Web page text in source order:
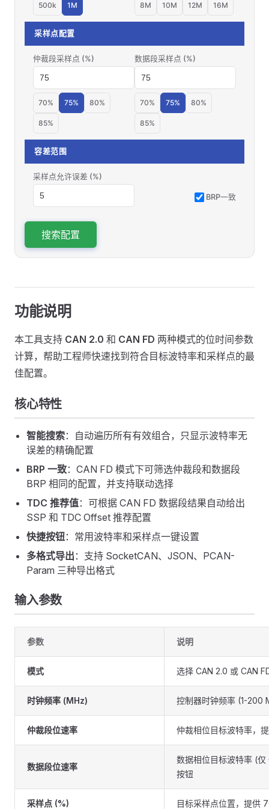
500k 1M 8M 10M 12M 16M
采样点配置
仲裁段采样点 (%)
70% 75% 80%
85%
数据段采样点 (%)
70% 75% 80%
85%
容差范围
采样点允许误差 (%)
BRP一致
搜索配置
功能说明
本工具支持 CAN 2.0 和 CAN FD 两种模式的位时间参数
计算，帮助工程师快速找到符合目标波特率和采样点的最
佳配置。
核心特性
智能搜索：自动遍历所有有效组合，只显示波特率无
误差的精确配置
BRP 一致：CAN FD 模式下可筛选仲裁段和数据段
BRP 相同的配置，并支持联动选择
TDC 推荐值：可根据 CAN FD 数据段结果自动给出
SSP 和 TDC Offset 推荐配置
快捷按钮：常用波特率和采样点一键设置
多格式导出 ：支持 SocketCAN、JSON、PCAN-
Param 三种导出格式
输入参数
参数 说明
模式 选择 CAN 2.0 或 CAN
时钟频率 (MHz) 控制器时钟频率 (1-200
仲裁段位速率 仲裁相位目标波特率，
数据段位速率
数据相位目标波特率 (
按钮
采样点 (%) 目标采样点位置，提